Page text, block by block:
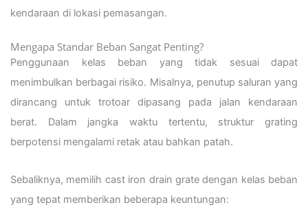
kendaraan di lokasi pemasangan.
Mengapa Standar Beban Sangat Penting?
Penggunaan kelas beban yang tidak sesuai dapat
menimbulkan berbagai risiko. Misalnya, penutup saluran yang
dirancang untuk trotoar dipasang pada jalan kendaraan
berat. Dalam jangka waktu tertentu, struktur grating
berpotensi mengalami retak atau bahkan patah.
Sebaliknya, memilih cast iron drain grate dengan kelas beban
yang tepat memberikan beberapa keuntungan: